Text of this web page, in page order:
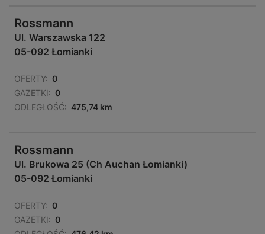
Rossmann
Ul. Warszawska 122
05-092 Łomianki
OFERTY: 0
GAZETKI: 0
ODLEGŁOŚĆ: 475,74 km
Rossmann
Ul. Brukowa 25 (Ch Auchan Łomianki)
05-092 Łomianki
OFERTY: 0
GAZETKI: 0